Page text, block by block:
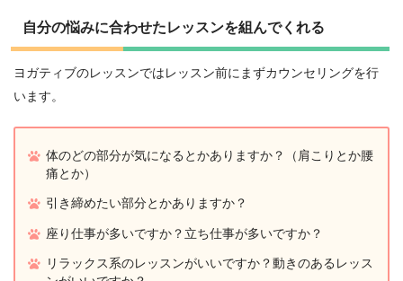
自分の悩みに合わせたレッスンを組んでくれる
ヨガティブのレッスンではレッスン前にまずカウンセリングを行
います。
体のどの部分が気になるとかありますか？（肩こりとか腰
痛とか）
引き締めたい部分とかありますか？
座り仕事が多いですか？立ち仕事が多いですか？
リラックス系のレッスンがいいですか？動きのあるレッス